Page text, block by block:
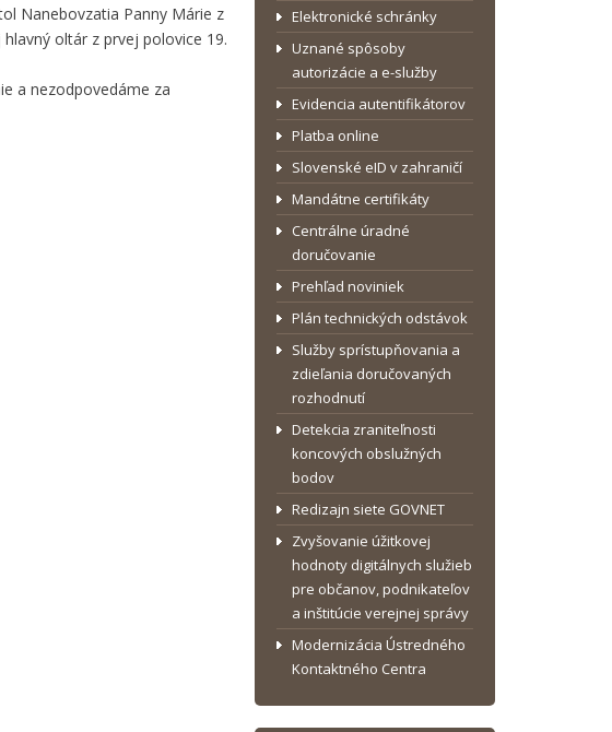
Nanebovzatia Panny Márie z
oltár z prvej polovice 19.
a nezodpovedáme za
Elektronické schránky
Uznané spôsoby
autorizácie a e-služby
Evidencia autentifikátorov
Platba online
Slovenské eID v zahraničí
Mandátne certifikáty
Centrálne úradné
doručovanie
Prehľad noviniek
Plán technických odstávok
Služby sprístupňovania a
zdieľania doručovaných
rozhodnutí
Detekcia zraniteľnosti
koncových obslužných
bodov
Redizajn siete GOVNET
Zvyšovanie úžitkovej
hodnoty digitálnych služieb
pre občanov, podnikateľov
a inštitúcie verejnej správy
Modernizácia Ústredného
Kontaktného Centra